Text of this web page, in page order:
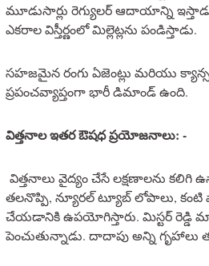
మూడుసార్లు రెగ్యులర్ ఆదాయాన్ని
ఎకరాల విస్తీర్ణంలో మిల్లెట్లను పండిస్తాడు.
సహజమైన రంగు ఏజెంట్లు మరియు
ప్రపంచవ్యాప్తంగా భారీ డిమాండ్ ఉంది.
విత్తనాలఇతరఔషధప్రయోజనాలు: -
విత్తనాలు వైద్యం చేసే లక్షణాలను
తలనొప్పి, న్యూరల్ ట్యూబ్ లోపాలు,
చేయడానికి ఉపయోగిస్తారు. మిస్టర్ రెడ్డి
పెంచుతున్నాడు. దాదాపు అన్ని